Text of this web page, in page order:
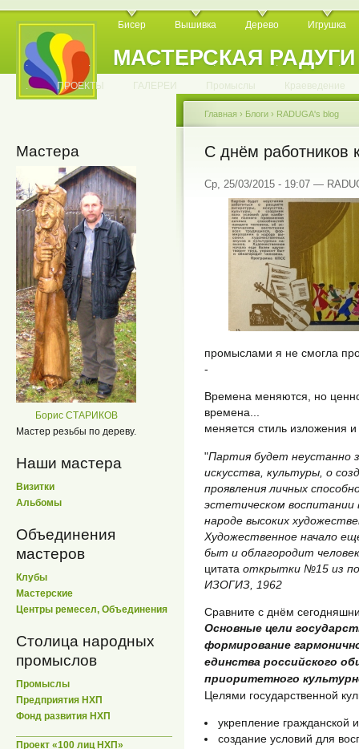
МАСТЕРСКАЯ РАДУГИ
Бисер Вышивка Дерево Игрушка
. . . . . . . . . . .
. ПРОЕКТЫ ГАЛЕРЕИ Промыслы Краеведение
Мастера
Борис СТАРИКОВ
Мастер резьбы по дереву.
Наши мастера
Визитки
Альбомы
Объединения
мастеров
Клубы
Мастерские
Центры ремесел, Объединения
Столица народных
промыслов
Промыслы
Предприятия НХП
Фонд развития НХП
Проект «100 лиц НХП»
Главная › Блоги › RADUGA's blog
С днём работников
Ср, 25/03/2015 - 19:07 —
промыслами я не смогла
-
Времена меняются, но
времена...
меняется стиль изложения
"Партия будет неустанно
искусства, культуры, о
проявления личных
эстетическом воспитании
народе высоких
Художественное начало
быт и облагородит
цитата открытки №15 из
ИЗОГИЗ, 1962
Сравните с днём
Основные цели
формирование
единства российского
приоритетного
Целями государственной
укрепление гражданской
создание условий для